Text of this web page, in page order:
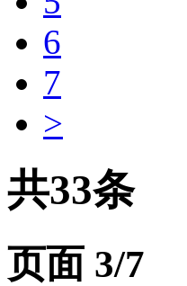
6
7
>
共33条
页面 3/7